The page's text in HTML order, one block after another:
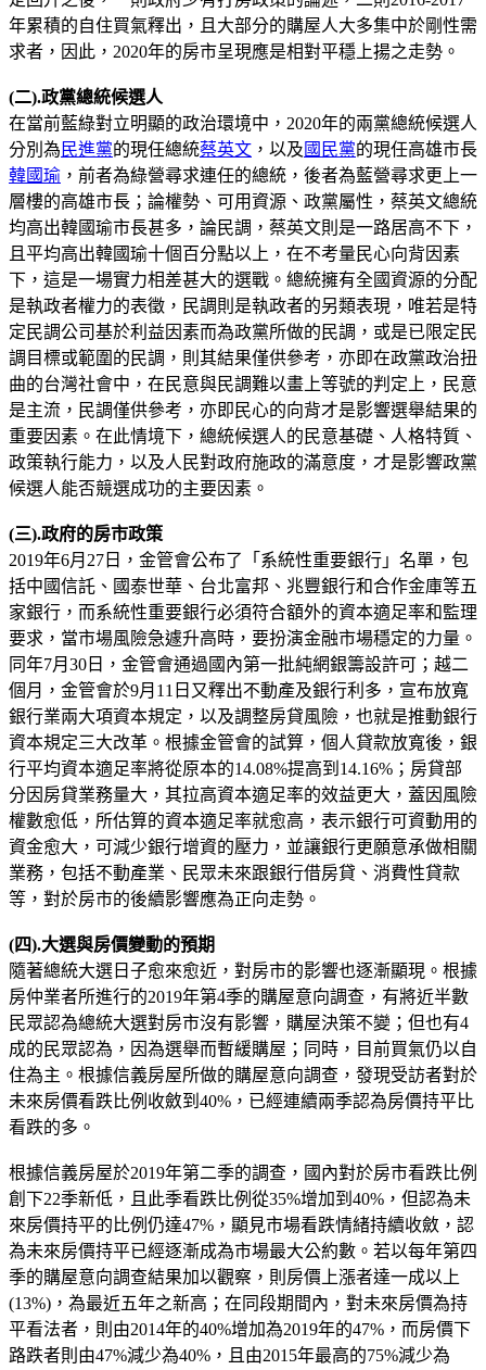
年累積的自住買氣釋出，且大部分的購屋人大多集中於剛性需
求者，因此，2020年的房市呈現應是相對平穩上揚之走勢。
(二).政黨總統候選人
在當前藍綠對立明顯的政治環境中，2020年的兩黨總統候選人
分別為 民進黨的現任總統蔡英文 ，以及 國民黨的現任高雄市長
韓國瑜 ，前者為綠營尋求連任的總統，後者為藍營尋求更上一
層樓的高雄市長；論權勢、可用資源、政黨屬性，蔡英文總統
均高出韓國瑜市長甚多，論民調，蔡英文則是一路居高不下，
且平均高出韓國瑜十個百分點以上，在不考量民心向背因素
下，這是一場實力相差甚大的選戰。總統擁有全國資源的分配
是執政者權力的表徵，民調則是執政者的另類表現，唯若是特
定民調公司基於利益因素而為政黨所做的民調，或是已限定民
調目標或範圍的民調，則其結果僅供參考，亦即在政黨政治扭
曲的台灣社會中，在民意與民調難以畫上等號的判定上，民意
是主流，民調僅供參考，亦即民心的向背才是影響選舉結果的
重要因素。在此情境下，總統候選人的民意基礎、人格特質、
政策執行能力，以及人民對政府施政的滿意度，才是影響政黨
候選人能否競選成功的主要因素。
(三).政府的房市政策
2019年6月27日，金管會公布了「系統性重要銀行」名單，包
括中國信託、國泰世華、台北富邦、兆豐銀行和合作金庫等五
家銀行，而系統性重要銀行必須符合額外的資本適足率和監理
要求，當市場風險急遽升高時，要扮演金融市場穩定的力量。
同年7月30日，金管會通過國內第一批純網銀籌設許可；越二
個月，金管會於9月11日又釋出不動產及銀行利多，宣布放寬
銀行業兩大項資本規定，以及調整房貸風險，也就是推動銀行
資本規定三大改革。根據金管會的試算，個人貸款放寬後，銀
行平均資本適足率將從原本的14.08%提高到14.16%；房貸部
分因房貸業務量大，其拉高資本適足率的效益更大，蓋因風險
權數愈低，所估算的資本適足率就愈高，表示銀行可資動用的
資金愈大，可減少銀行增資的壓力，並讓銀行更願意承做相關
業務，包括不動產業、民眾未來跟銀行借房貸、消費性貸款
等，對於房市的後續影響應為正向走勢。
(四).大選與房價變動的預期
隨著總統大選日子愈來愈近，對房市的影響也逐漸顯現。根據
房仲業者所進行的2019年第4季的購屋意向調查，有將近半數
民眾認為總統大選對房市沒有影響，購屋決策不變；但也有4
成的民眾認為，因為選舉而暫緩購屋；同時，目前買氣仍以自
住為主。根據信義房屋所做的購屋意向調查，發現受訪者對於
未來房價看跌比例收斂到40%，已經連續兩季認為房價持平比
看跌的多。
根據信義房屋於2019年第二季的調查，國內對於房市看跌比例
創下22季新低，且此季看跌比例從35%增加到40%，但認為未
來房價持平的比例仍達47%，顯見市場看跌情緒持續收斂，認
為未來房價持平已經逐漸成為市場最大公約數。若以每年第四
季的購屋意向調查結果加以觀察，則房價上漲者達一成以上
(13%)，為最近五年之新高；在同段期間內，對未來房價為持
平看法者，則由2014年的40%增加為2019年的47%，而房價下
路跌者則由47%減少為40%，且由2015年最高的75%減少為